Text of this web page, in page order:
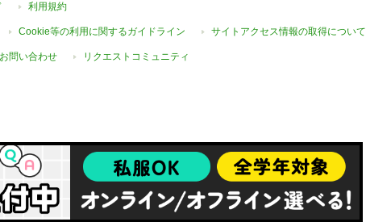
利用規約
Cookie等の利用に関するガイドライン サイトアクセス情報の取得について
問い合わせ リクエストコミュニティ